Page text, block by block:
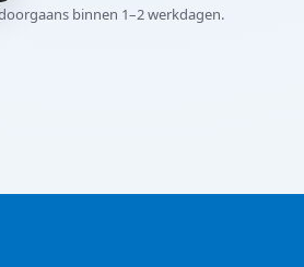
binnen 1–2 werkdagen.